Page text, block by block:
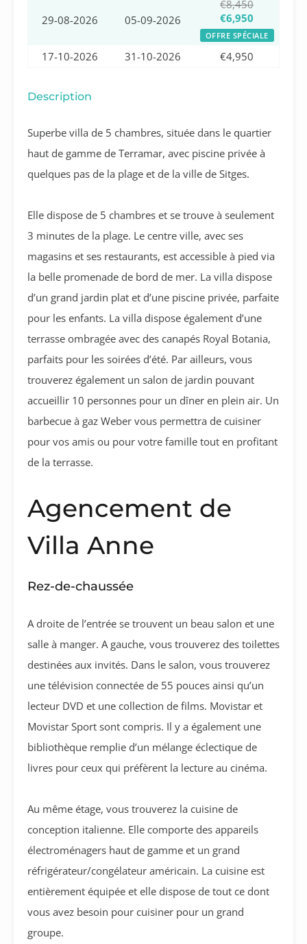
29-08-2026 05-09-2026
€8,450
€6,950
OFFRE SPÉCIALE
17-10-2026 31-10-2026 €4,950
Description
Superbe villa de 5 chambres, située dans le quartier
haut de gamme de Terramar, avec piscine privée à
quelques pas de la plage et de la ville de Sitges.
Elle dispose de 5 chambres et se trouve à seulement
3 minutes de la plage. Le centre ville, avec ses
magasins et ses restaurants, est accessible à pied via
la belle promenade de bord de mer. La villa dispose
d’un grand jardin plat et d’une piscine privée, parfaite
pour les enfants. La villa dispose également d’une
terrasse ombragée avec des canapés Royal Botania,
parfaits pour les soirées d’été. Par ailleurs, vous
trouverez également un salon de jardin pouvant
accueillir 10 personnes pour un dîner en plein air. Un
barbecue à gaz Weber vous permettra de cuisiner
pour vos amis ou pour votre famille tout en profitant
de la terrasse.
Agencement de
Villa Anne
Rez-de-chaussée
A droite de l’entrée se trouvent un beau salon et une
salle à manger. A gauche, vous trouverez des toilettes
destinées aux invités. Dans le salon, vous trouverez
une télévision connectée de 55 pouces ainsi qu’un
lecteur DVD et une collection de films. Movistar et
Movistar Sport sont compris. Il y a également une
bibliothèque remplie d’un mélange éclectique de
livres pour ceux qui préfèrent la lecture au cinéma.
Au même étage, vous trouverez la cuisine de
conception italienne. Elle comporte des appareils
électroménagers haut de gamme et un grand
réfrigérateur/congélateur américain. La cuisine est
entièrement équipée et elle dispose de tout ce dont
vous avez besoin pour cuisiner pour un grand
groupe.